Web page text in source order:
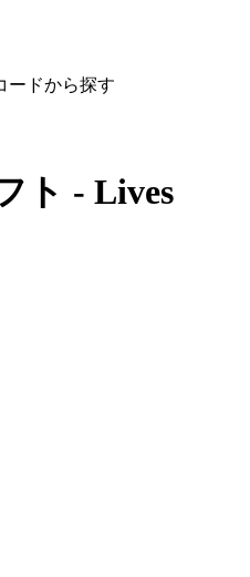
ードから探す
ト - Lives